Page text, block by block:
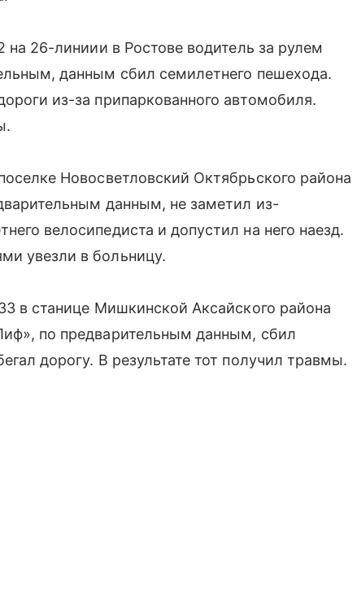
26-линиии в Ростове водитель за рулем
данным сбил семилетнего пешехода.
из-за припаркованного автомобиля.
Новосветловский Октябрьского района
данным, не заметил из-
велосипедиста и допустил на него наезд.
увезли в больницу.
в станице Мишкинской Аксайского района
по предварительным данным, сбил
дорогу. В результате тот получил травмы.